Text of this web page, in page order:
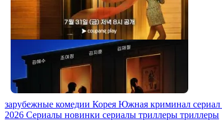
зарубежные комедии Корея Южная криминал сериал
2026 Сериалы новинки сериалы триллеры триллеры